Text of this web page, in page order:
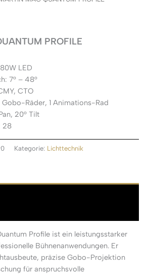
PROFILE
LED
7° – 48°
CTO
Räder, 1 Animations-Rad
20° Tilt
28
Kategorie: Lichttechnik
Profile ist ein leistungsstarker
Bühnenanwendungen. Er
präzise Gobo-Projektion
für anspruchsvolle